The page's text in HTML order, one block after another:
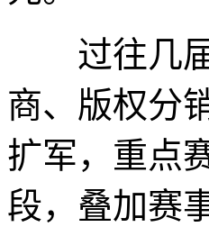
过往几届
商、版权分
扩军，重点
段，叠加赛